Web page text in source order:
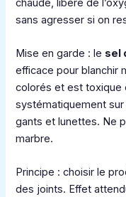
chaude, libère de
sans agresser si on
Mise en garde : le sel
efficace pour blanchir
colorés et est toxique
systématiquement
gants et lunettes. Ne
marbre.
Principe : choisir le
des joints. Effet